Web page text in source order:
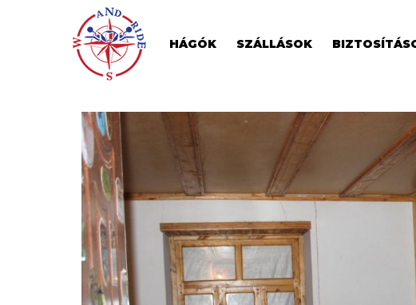
HÁGÓK SZÁLLÁSOK